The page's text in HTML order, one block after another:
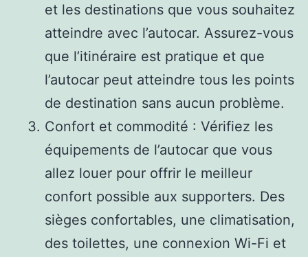
et les destinations que vous souhaitez
atteindre avec l’autocar. Assurez-vous
que l’itinéraire est pratique et que
l’autocar peut atteindre tous les points
de destination sans aucun problème.
Confort et commodité : Vérifiez les
équipements de l’autocar que vous
allez louer pour offrir le meilleur
confort possible aux supporters. Des
sièges confortables, une climatisation,
des toilettes, une connexion Wi-Fi et